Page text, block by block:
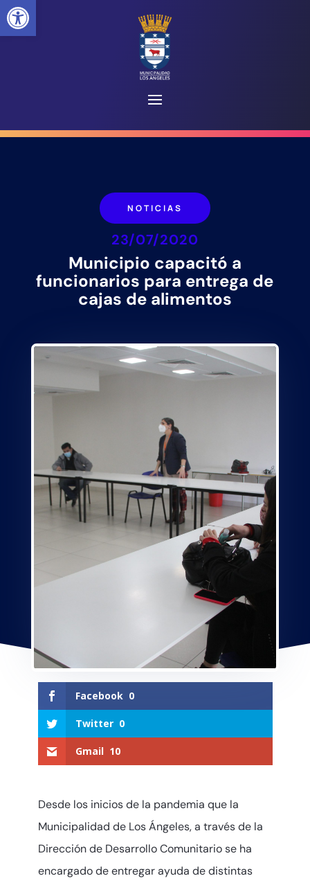
NOTICIAS
23/07/2020
Municipio capacitó a
funcionarios para entrega de
cajas de alimentos
Facebook 0
Twitter 0
Gmail 10
Desde los inicios de la pandemia que la
Municipalidad de Los Ángeles, a través de la
Dirección de Desarrollo Comunitario se ha
encargado de entregar ayuda de distintas